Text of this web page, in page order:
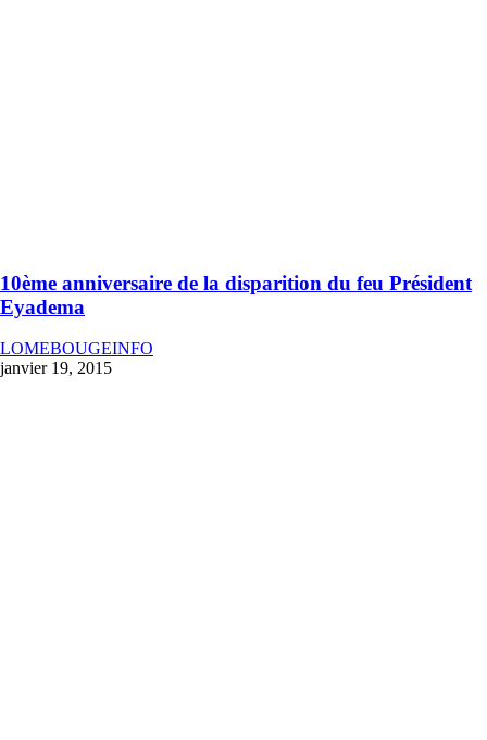
10ème anniversaire de la disparition du feu Président
Eyadema
LOMEBOUGEINFO
janvier 19, 2015